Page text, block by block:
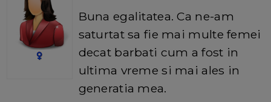
Buna egalitatea. Ca ne-am
saturtat sa fie mai multe femei
decat barbati cum a fost in
ultima vreme si mai ales in
generatia mea.